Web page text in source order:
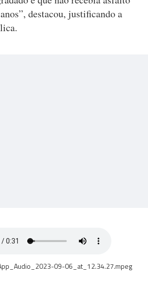
destacou, justificando a
09-06_at_12.34.27.mpeg